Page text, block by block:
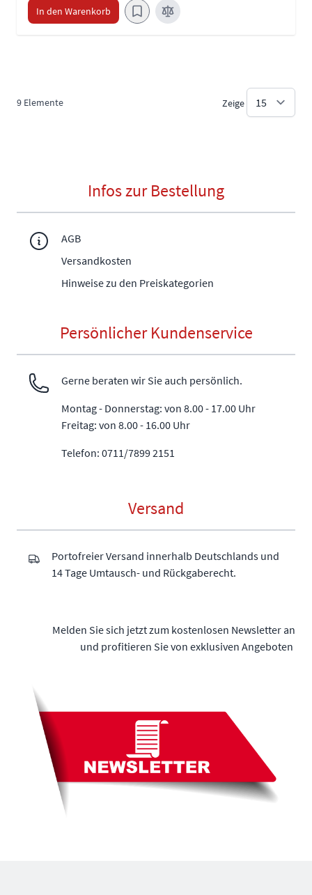
In den Warenkorb
9 Elemente Zeige
Infos zur Bestellung
AGB
Versandkosten
Hinweise zu den Preiskategorien
Persönlicher Kundenservice
Gerne beraten wir Sie auch persönlich.
Montag - Donnerstag: von 8.00 - 17.00 Uhr
Freitag: von 8.00 - 16.00 Uhr
Telefon: 0711/7899 2151
Versand
Portofreier Versand innerhalb Deutschlands und
14 Tage Umtausch- und Rückgaberecht.
Melden Sie sich jetzt zum kostenlosen Newsletter an
und profitieren Sie von exklusiven Angeboten